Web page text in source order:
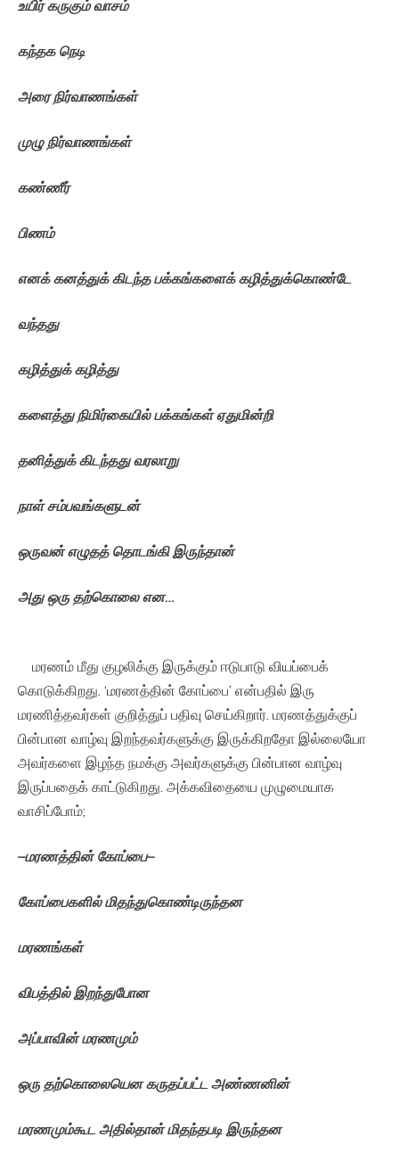
உயிர் கருகும் வாசம்
கந்தக நெடி
அரை நிர்வாணங்கள்
முழு நிர்வாணங்கள்
கண்ணீர்
பிணம்
எனக் கனத்துக் கிடந்த பக்கங்களைக் கழித்துக்கொண்டே
வந்தது
கழித்துக் கழித்து
களைத்து நிமிர்கையில் பக்கங்கள் ஏதுமின்றி
தனித்துக் கிடந்தது வரலாறு
நாள் சம்பவங்களுடன்
ஒருவன் எழுதத் தொடங்கி இருந்தான்
அது ஒரு தற்கொலை என…
மரணம் மீது குழலிக்கு இருக்கும் ஈடுபாடு வியப்பைக்
கொடுக்கிறது. ‘மரணத்தின் கோப்பை’ என்பதில் இரு
மரணித்தவர்கள் குறித்துப் பதிவு செய்கிறார். மரணத்துக்குப்
பின்பான வாழ்வு இறந்தவர்களுக்கு இருக்கிறதோ இல்லையோ
அவர்களை இழந்த நமக்கு அவர்களுக்கு பின்பான வாழ்வு
இருப்பதைக் காட்டுகிறது. அக்கவிதையை முழுமையாக
வாசிப்போம்;
–மரணத்தின் கோப்பை–
கோப்பைகளில் மிதந்துகொண்டிருந்தன
மரணங்கள்
விபத்தில் இறந்துபோன
அப்பாவின் மரணமும்
ஒரு தற்கொலையென கருதப்பட்ட அண்ணனின்
மரணமும்கூட அதில்தான் மிதந்தபடி இருந்தன